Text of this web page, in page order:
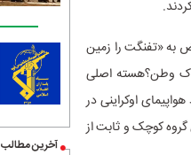
به «تفنگت را زمین
وطن؟هسته اصلی
دی ۹۶، آبان ۹۸، اعتراض به سقوط هواپیمای اوکراینی در
۱۴۰۱، و وقایع دی ۱۴۰۴) همچنان همان گروه کوچک و ثابت از
آخرین مطالب